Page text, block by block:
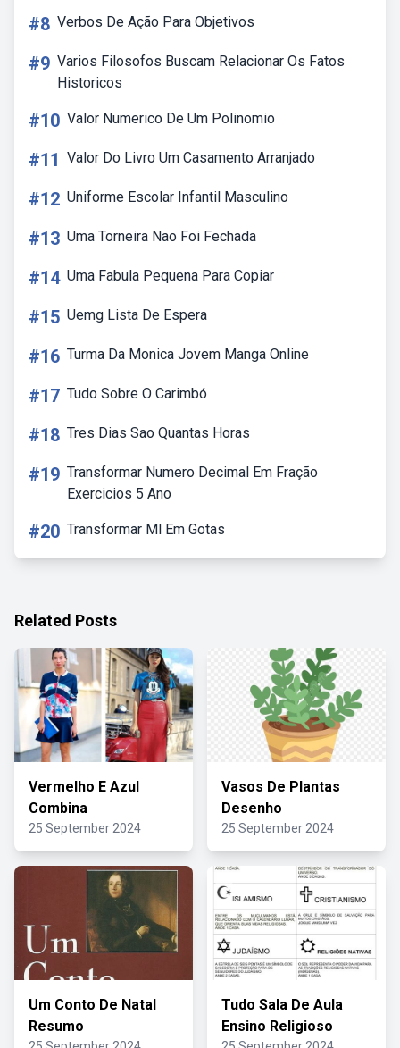
#8 Verbos De Ação Para Objetivos
#9 Varios Filosofos Buscam Relacionar Os Fatos
Historicos
#10 Valor Numerico De Um Polinomio
#11 Valor Do Livro Um Casamento Arranjado
#12 Uniforme Escolar Infantil Masculino
#13 Uma Torneira Nao Foi Fechada
#14 Uma Fabula Pequena Para Copiar
#15 Uemg Lista De Espera
#16 Turma Da Monica Jovem Manga Online
#17 Tudo Sobre O Carimbó
#18 Tres Dias Sao Quantas Horas
#19 Transformar Numero Decimal Em Fração
Exercicios 5 Ano
#20 Transformar Ml Em Gotas
Related Posts
Vermelho E Azul
Combina
25 September 2024
Vasos De Plantas
Desenho
25 September 2024
Um Conto De Natal
Resumo
Tudo Sala De Aula
Ensino Religioso